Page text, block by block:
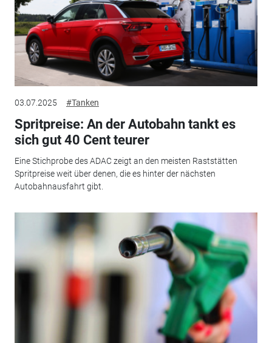
03.07.2025 #Tanken
Spritpreise: An der Autobahn tankt es
sich gut 40 Cent teurer
Eine Stichprobe des ADAC zeigt an den meisten Raststätten
Spritpreise weit über denen, die es hinter der nächsten
Autobahnausfahrt gibt.